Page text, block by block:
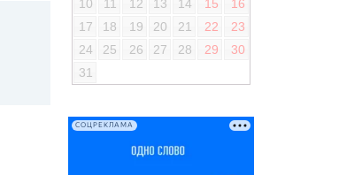
10
11 12 13 14 15
16
17
18 19 20 21 22
23
24
25 26 27 28 29
30
31
СОЦРЕКЛАМА